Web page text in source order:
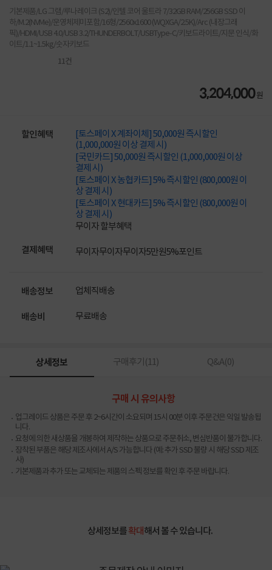
기본제품/LG 그램/루나레이크 (S2)/인텔 코어 울트라 7/32GB RAM/256GB SSD 이
하/M.2(NVMe)/운영체제미포함/16형/2560x1600 (WQXGA/2.5K)/Arc (내장그래
픽)/HDMI/USB 4.0/USB 3.2/THUNDERBOLT/USBType-C/키보드라이트/지문 인식/화
이트/1.1~1.5kg/숫자키보드
11건
3,204,000원
할인혜택
[토스페이 X 계좌이체] 50,000원 즉시할인
(1,000,000원 이상 결제 시)
[국민카드] 50,000원 즉시할인 (1,000,000원 이상
결제 시)
[토스페이 X 농협카드] 5% 즉시할인 (800,000원 이
상 결제 시)
[토스페이 X 현대카드] 5% 즉시할인 (800,000원 이
상 결제 시)
무이자 할부혜택
결제혜택 무이자무이자무이자5만원5%포인트
배송정보 업체직배송
배송비 무료배송
상세정보 구매후기(11) Q&A(0)
구매 시 유의사항
업그레이드 상품은 주문 후 2~6시간이 소요되며 15시 00분 이후 주문건은 익일 발송됩
니다.
요청에 의한 새상품을 개봉하여 제작하는 상품으로 주문취소, 변심반품이 불가합니다.
장착된 부품은 해당 제조사에서 A/S 가능합니다 (예: 추가 SSD 불량 시 해당 SSD 제조
사)
기본제품과 추가 또는 교체되는 제품의 스펙 정보를 확인 후 주문 바랍니다.
상세정보를확대해서 볼 수 있습니다.